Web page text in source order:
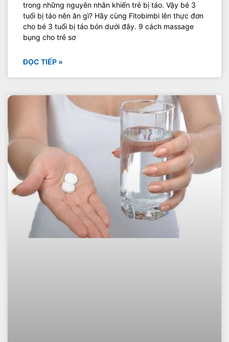
trong những nguyên nhân khiến trẻ bị táo. Vậy bé 3
tuổi bị táo nên ăn gì? Hãy cùng Fitobimbi lên thực đơn
cho bé 3 tuổi bị táo bón dưới đây. 9 cách massage
bụng cho trẻ sơ
ĐỌC TIẾP »